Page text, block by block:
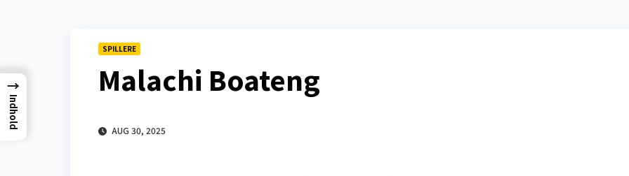
SPILLERE
Malachi Boateng
AUG 30, 2025
→
Indhold